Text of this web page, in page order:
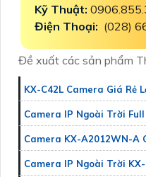
Kỹ Thuật:
Điện Thoại: (028)
Đề xuất các sản phẩm
KX-C42L Camera Giá Rẻ
Camera IP Ngoài Trời
Camera KX-A2012WN-A
Camera IP Ngoài Trời